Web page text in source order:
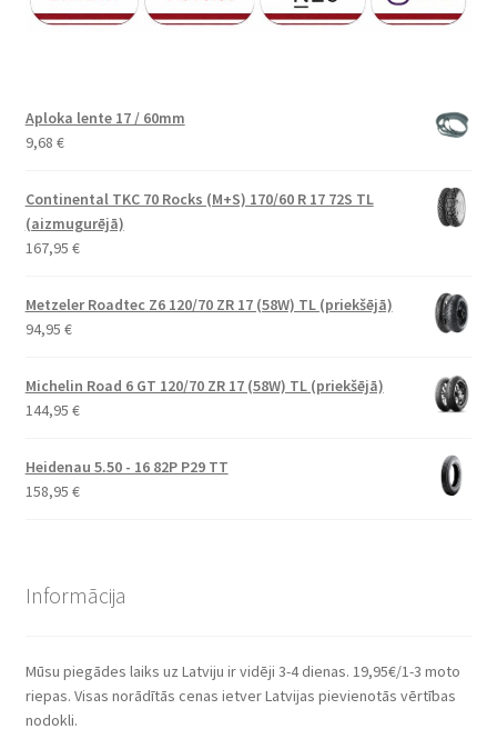
Aploka lente 17 / 60mm
9,68 €
Continental TKC 70 Rocks (M+S) 170/60 R 17 72S TL
(aizmugurējā)
167,95 €
Metzeler Roadtec Z6 120/70 ZR 17 (58W) TL (priekšējā)
94,95 €
Michelin Road 6 GT 120/70 ZR 17 (58W) TL (priekšējā)
144,95 €
Heidenau 5.50 - 16 82P P29 TT
158,95 €
Informācija
Mūsu piegādes laiks uz Latviju ir vidēji 3-4 dienas. 19,95€/1-3 moto
riepas. Visas norādītās cenas ietver Latvijas pievienotās vērtības
nodokli.